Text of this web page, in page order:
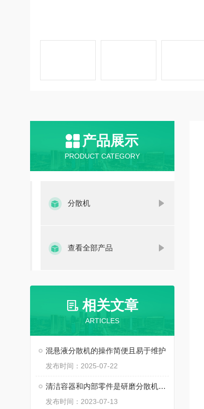
产品展示
PRODUCT CATEGORY
分散机
查看全部产品
相关文章
ARTICLES
混悬液分散机的操作简便且易于维护
发布时间：2025-07-22
清洁容器和内部零件是研磨分散机重要的维护措施
发布时间：2023-07-13